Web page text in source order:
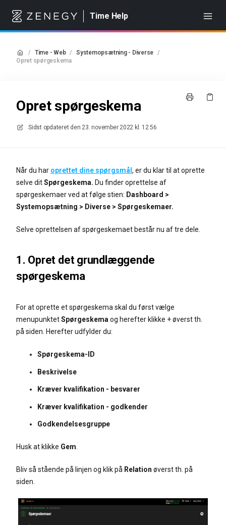
Time Help
/ Time - Web / Systemopsætning - Diverse /
Opret spørgeskema
Opret spørgeskema
Sidst opdateret den 23. november 2022 kl. 12.56
Når du har oprettet dine spørgsmål , er du klar til at oprette
selve ditSpørgeskema. Du finder oprettelse af
spørgeskemaer ved at følge stien: Dashboard >
Systemopsætning > Diverse > Spørgeskemaer.
Selve oprettelsen af spørgeskemaet består nu af tre dele.
1. Opret det grundlæggende
spørgeskema
For at oprette et spørgeskema skal du først vælge
menupunktetSpørgeskema og herefter klikke + øverst th.
på siden. Herefter udfylder du:
Spørgeskema-ID
Beskrivelse
Kræver kvalifikation - besvarer
Kræver kvalifikation - godkender
Godkendelsesgruppe
Husk at klikke Gem
Bliv så stående på linjen og klik på Relation øverst th. på
siden.